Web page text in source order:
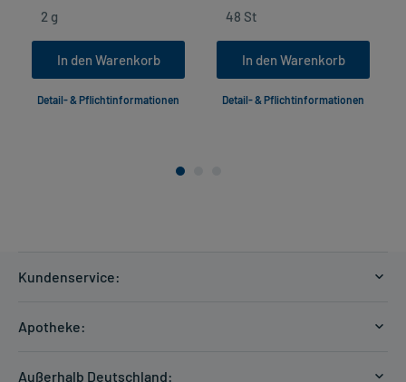
In den Warenkorb
Detail- & Pflichtinformationen
In den Warenkorb
Detail- & Pflichtinformationen
Kundenservice:
Apotheke:
Außerhalb Deutschland: